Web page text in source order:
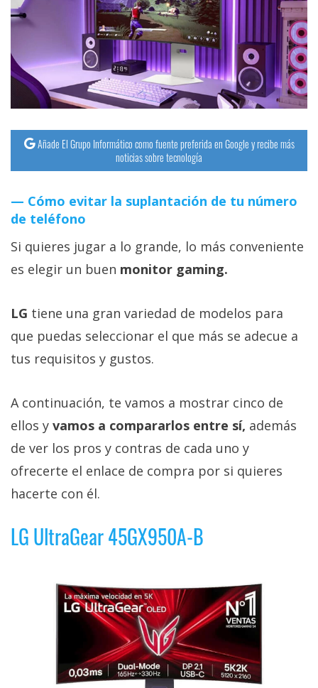
Operadores
Trucos
y
Tutoriales
Ciberseguridad
Sistemas
operativos
Profesional
+
Más
temas
Foros
Contacto
/
/
Cambiar
opciones
Añade El Grupo Informático como fuente preferida en Google y recibe más
noticias sobre tecnología
Cómo evitar la suplantación de tu número
de teléfono
Si quieres jugar a lo grande, lo más conveniente
es elegir un buen monitor gaming.
LG tiene una gran variedad de modelos para
que puedas seleccionar el que más se adecue a
tus requisitos y gustos.
A continuación, te vamos a mostrar cinco de
ellos y vamos a compararlos entre sí, además
de ver los pros y contras de cada uno y
ofrecerte el enlace de compra por si quieres
hacerte con él.
LG UltraGear 45GX950A-B